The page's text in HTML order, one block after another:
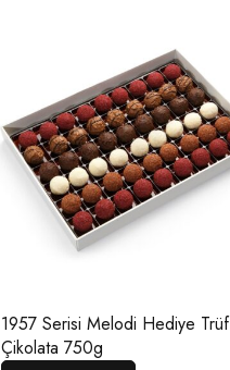
1957 Serisi Melodi Hediye Trüf
Çikolata 750g